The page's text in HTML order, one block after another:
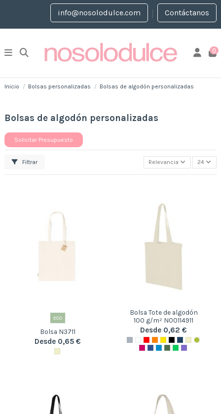
info@nosolodulce.com Contáctanos
0
Inicio Bolsas personalizadas Bolsas de algodón personalizadas
Bolsas de algodón personalizadas
Solicitar Presupuesto
Filtrar Relevancia 24
ECO
Bolsa N3711
Desde 0,65 €
Bolsa Tote de algodón
100 g/m² N00114911
Desde 0,62 €